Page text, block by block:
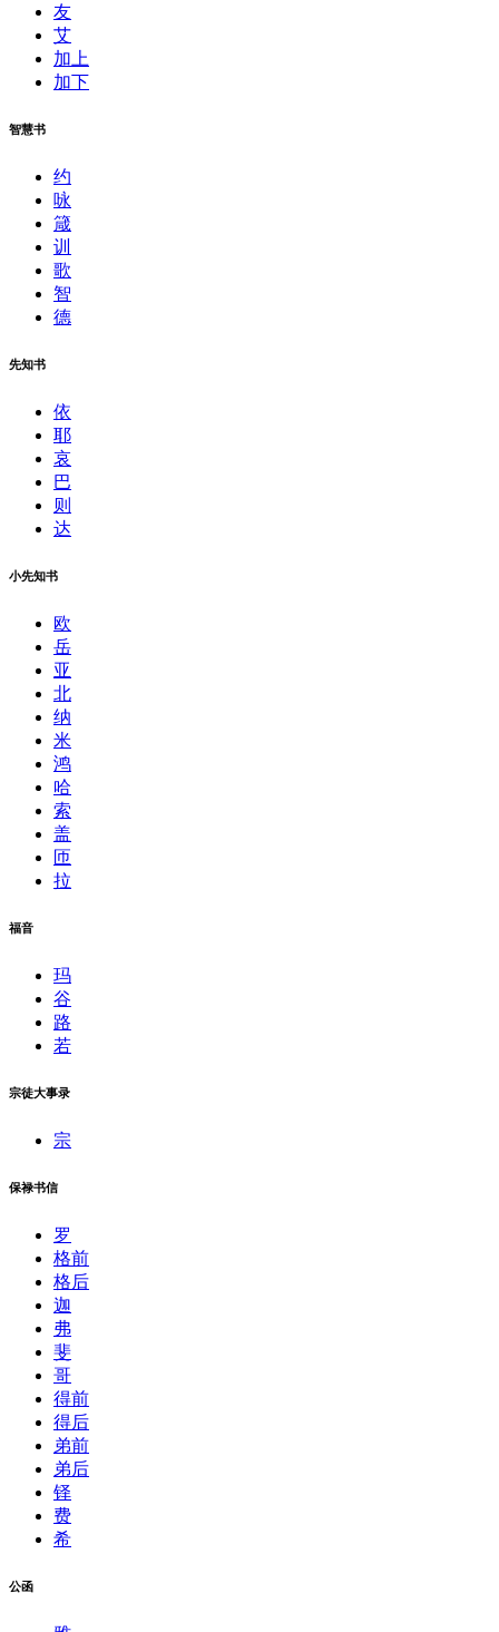
友
艾
加上
加下
智慧书
约
咏
箴
训
歌
智
德
先知书
依
耶
哀
巴
则
达
小先知书
欧
岳
亚
北
纳
米
鸿
哈
索
盖
匝
拉
福音
玛
谷
路
若
宗徒大事录
宗
保禄书信
罗
格前
格后
迦
弗
斐
哥
得前
得后
弟前
弟后
铎
费
希
公函